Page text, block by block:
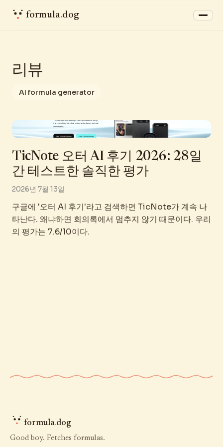
리뷰
AI formula generator
TicNote 오터 AI 후기 2026: 28일
간 테스트한 솔직한 평가
2026년 7월 13일
구글에 '오터 AI 후기'라고 검색하면 TicNote가 계속 나
타난다. 왜냐하면 회의록에서 멈추지 않기 때문이다. 우리
의 평가는 7.6/10이다.
formula.dog
formula.dog
Good boy. Fetches formulas.